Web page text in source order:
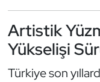
Artistik
Yükselişi
Türkiye son
Modern
Motor
Muay Thai